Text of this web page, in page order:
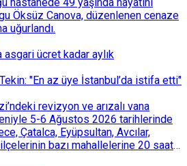
hastanede 49 yaşında hayatını
Öksüz Canova, düzenlenen cenaze
uğurlandı.
asgari ücret kadar aylık
"En az üye İstanbul’da istifa etti"
revizyon ve arızalı vana
5-6 Ağustos 2026 tarihlerinde
Çatalca, Eyüpsultan, Avcılar,
bazı mahallelerine 20 saat